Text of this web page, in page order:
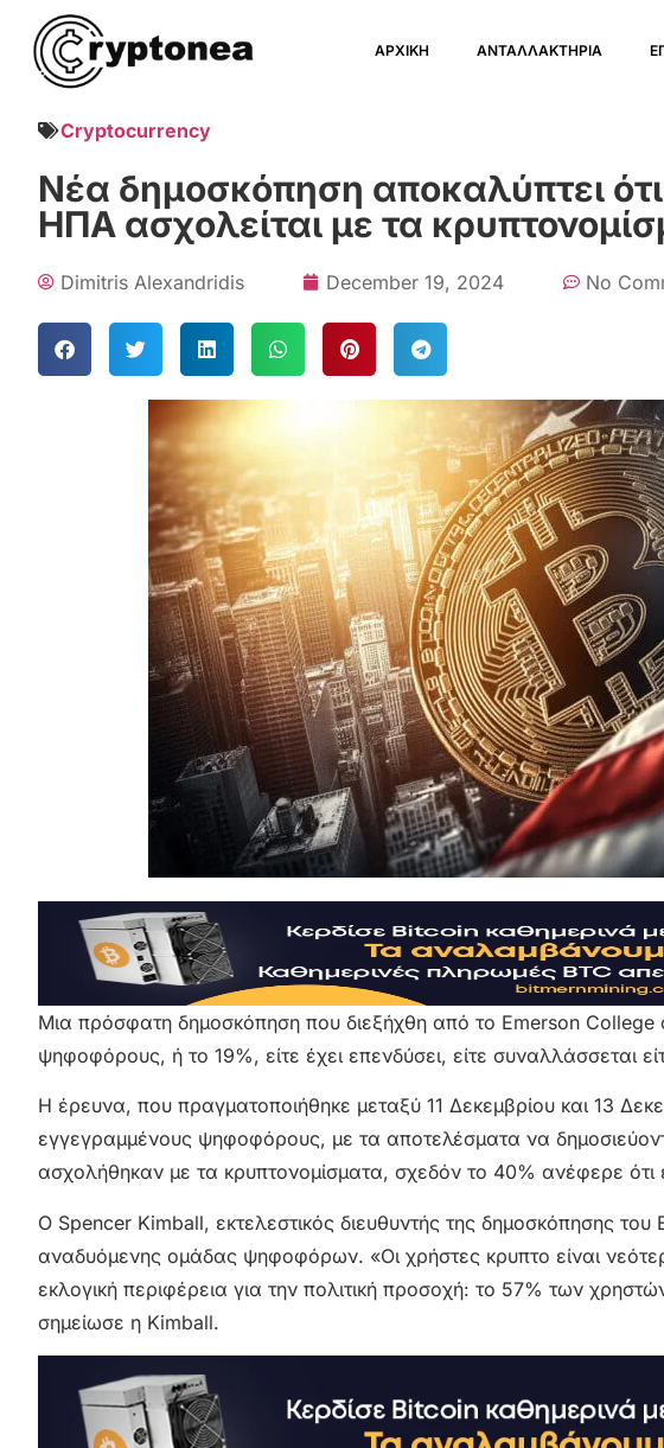
ΑΡΧΙΚΗ ΑΝΤΑΛΛΑΚΤΗΡΙΑ
Cryptocurrency
Νέα δημοσκόπηση αποκαλύπτει
ΗΠΑ ασχολείται με τα
Dimitris Alexandridis December 19, 2024 No
Μια πρόσφατη δημοσκόπηση που διεξήχθη από το Emerson College
ψηφοφόρους, ή το 19%, είτε έχει επενδύσει, είτε συναλλάσσεται
Η έρευνα, που πραγματοποιήθηκε μεταξύ 11 Δεκεμβρίου και 13
εγγεγραμμένους ψηφοφόρους, με τα αποτελέσματα να
ασχολήθηκαν με τα κρυπτονομίσματα, σχεδόν το 40% ανέφερε
Ο Spencer Kimball, εκτελεστικός διευθυντής της δημοσκόπησης
αναδυόμενης ομάδας ψηφοφόρων. «Οι χρήστες κρυπτο είναι
εκλογική περιφέρεια για την πολιτική προσοχή: το 57% των
σημείωσε η Kimball.